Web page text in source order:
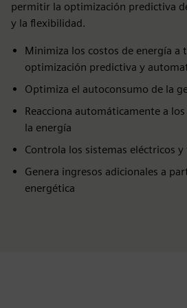
permitir la optimización predictiva
y la flexibilidad.
Minimiza los costos de energía a
optimización predictiva y
Optimiza el autoconsumo de la
Reacciona automáticamente a
la energía
Controla los sistemas eléctricos
Genera ingresos adicionales a
energética